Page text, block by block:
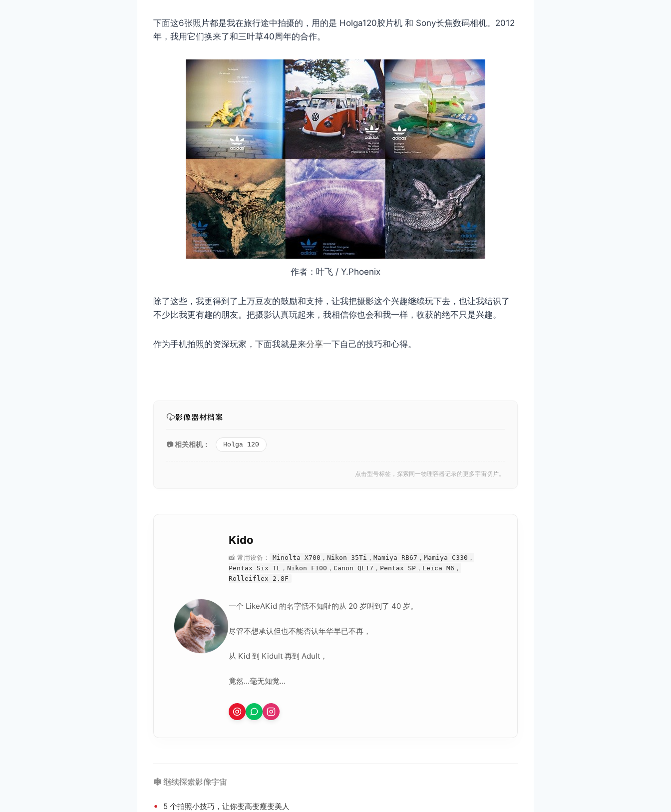
下面这6张照片都是我在旅行途中拍摄的，用的是 Holga120胶片机 和 Sony长焦数码相机。2012
年，我用它们换来了和三叶草40周年的合作。
作者：叶飞 / Y.Phoenix
除了这些，我更得到了上万豆友的鼓励和支持，让我把摄影这个兴趣继续玩下去，也让我结识了
不少比我更有趣的朋友。把摄影认真玩起来，我相信你也会和我一样，收获的绝不只是兴趣。
作为手机拍照的资深玩家，下面我就是来分享一下自己的技巧和心得。
影像器材档案
📷 相关相机： Holga 120
点击型号标签，探索同一物理容器记录的更多宇宙切片。
Kido
📸 常用设备：
Minolta X700，Nikon 35Ti，Mamiya RB67，Mamiya C330，
Pentax Six TL，Nikon F100，Canon QL17，Pentax SP，Leica M6，
Rolleiflex 2.8F
一个 LikeAKid 的名字恬不知耻的从 20 岁叫到了 40 岁。
尽管不想承认但也不能否认年华早已不再，
从 Kid 到 Kidult 再到 Adult，
竟然...毫无知觉...
🕸️ 继续探索影像宇宙
• 5 个拍照小技巧，让你变高变瘦变美人